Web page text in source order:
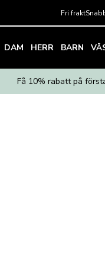
Fri frakt
DAM HERR BARN
Få 10% rabatt på